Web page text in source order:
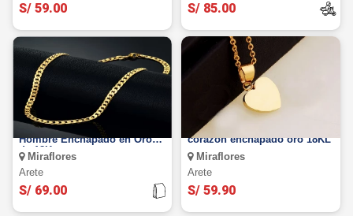
S/ 59.00 S/ 85.00
Cadena Lomo de Acero para
Hombre Enchapado en Oro
de 18K.
Miraflores
Arete
S/ 69.00
Hermoso collar con dije de
corazón enchapado oro 18KL
Miraflores
Arete
S/ 59.90